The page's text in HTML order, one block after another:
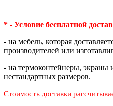
* - Условие бесплатной
- на мебель, которая
производителей или
- на термоконтейнеры,
нестандартных размеров.
Стоимость доставки